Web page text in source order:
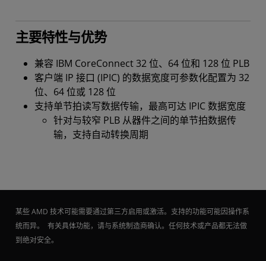
主要特性与优势
兼容 IBM CoreConnect 32 位、64 位和 128 位 PLB
客户端 IP 接口 (IPIC) 的数据宽度可参数化配置为 32
位、64 位或 128 位
支持单节拍读写数据传输，最高可达 IPIC 数据宽度
针对与较窄 PLB 从器件之间的单节拍数据传
输，支持自动转换周期
某些 AMD 技术可能需要通过第三方启用或激活。支持的功能可能因操作系
统而异。 有关具体功能，请与系统制造商确认。任何技术或产品都无法做
到绝对安全。